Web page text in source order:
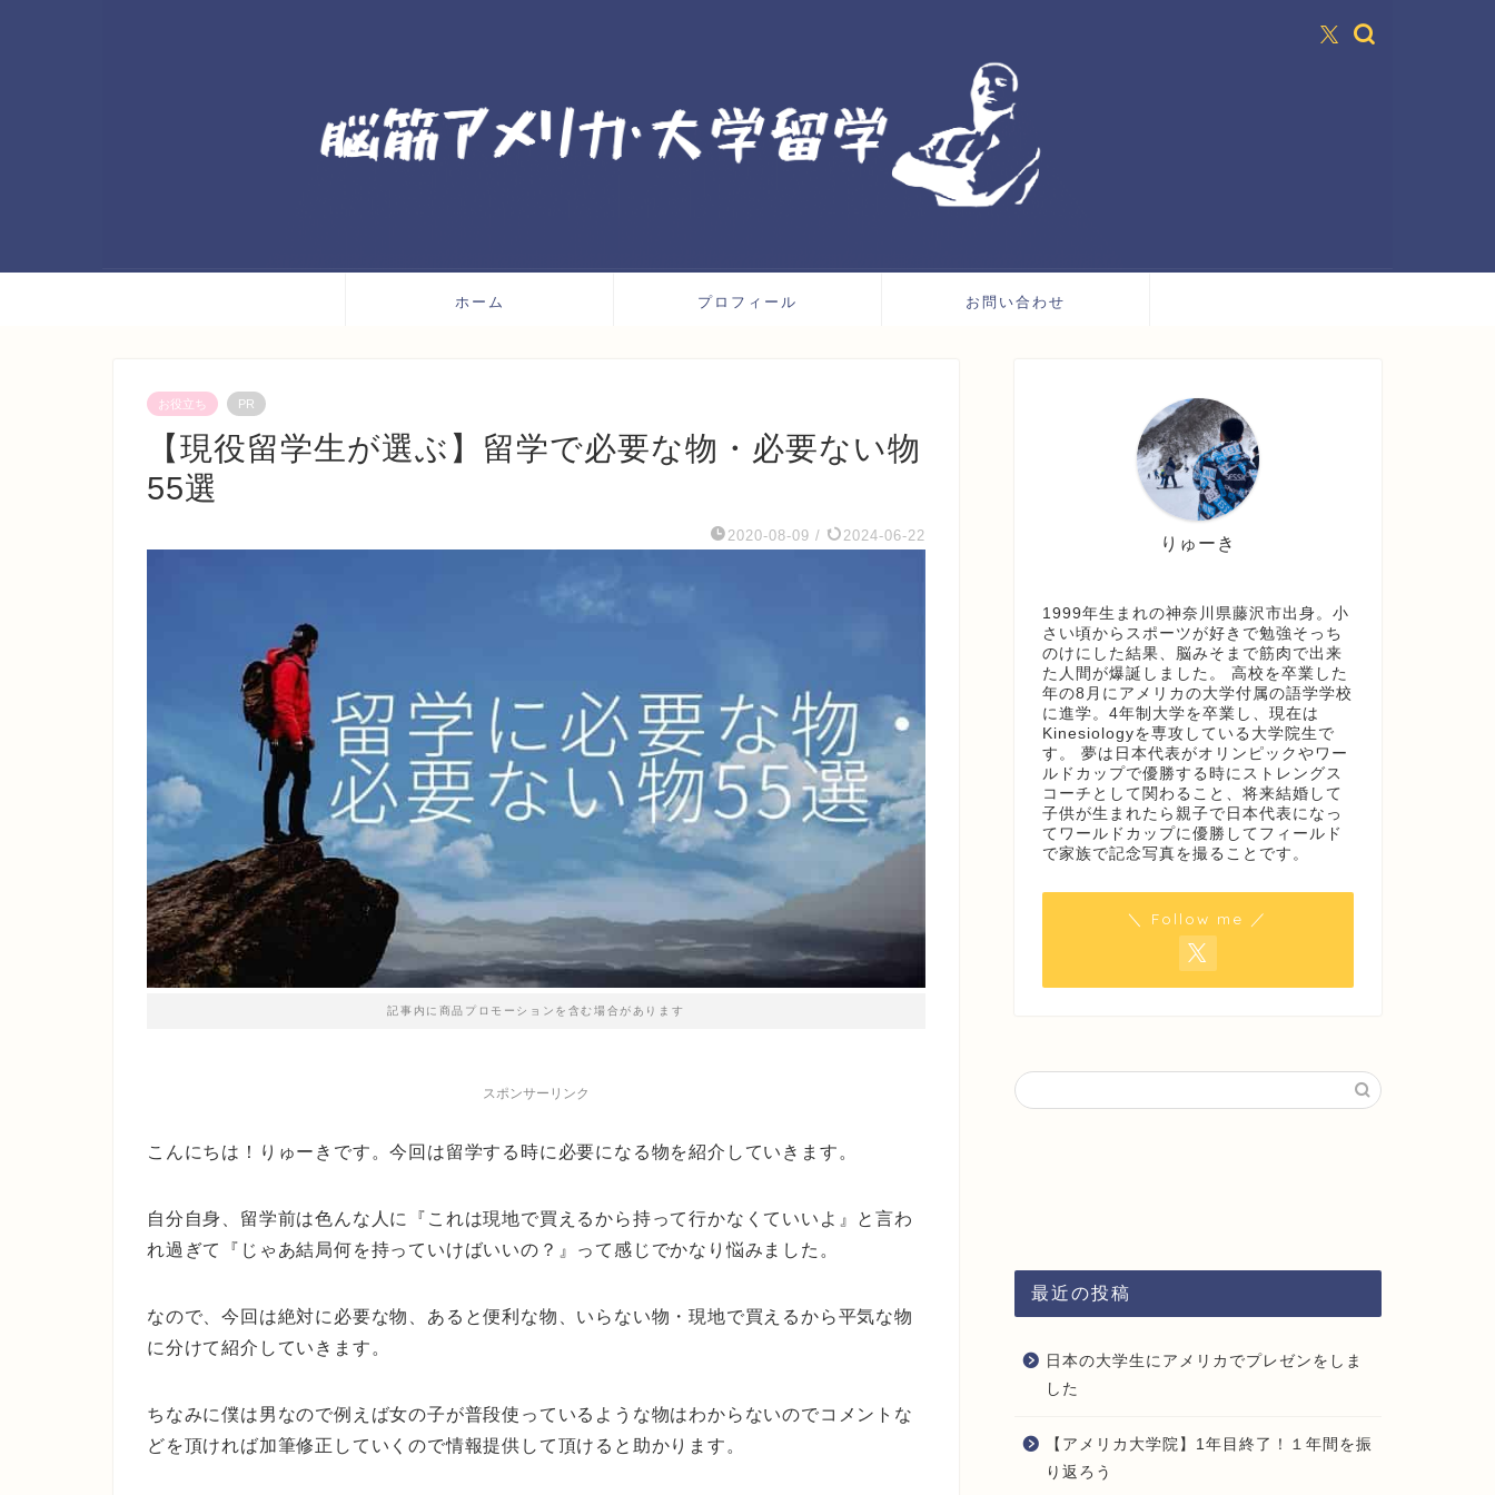
ホーム プロフィール お問い合わせ
お役立ち PR
【現役留学生が選ぶ】留学で必要な物・必要ない物
55選
2020-08-09 / 2024-06-22
記事内に商品プロモーションを含む場合があります
スポンサーリンク
こんにちは！りゅーきです。今回は留学する時に必要になる物を紹介していきます。
自分自身、留学前は色んな人に『これは現地で買えるから持って行かなくていいよ』と言わ
れ過ぎて『じゃあ結局何を持っていけばいいの？』って感じでかなり悩みました。
なので、今回は絶対に必要な物、あると便利な物、いらない物・現地で買えるから平気な物
に分けて紹介していきます。
ちなみに僕は男なので例えば女の子が普段使っているような物はわからないのでコメントな
どを頂ければ加筆修正していくので情報提供して頂けると助かります。
りゅーき
1999年生まれの神奈川県藤沢市出身。小
さい頃からスポーツが好きで勉強そっち
のけにした結果、脳みそまで筋肉で出来
た人間が爆誕しました。 高校を卒業した
年の8月にアメリカの大学付属の語学学校
に進学。4年制大学を卒業し、現在は
Kinesiologyを専攻している大学院生で
す。 夢は日本代表がオリンピックやワー
ルドカップで優勝する時にストレングス
コーチとして関わること、将来結婚して
子供が生まれたら親子で日本代表になっ
てワールドカップに優勝してフィールド
で家族で記念写真を撮ることです。
＼ Follow me ／
最近の投稿
日本の大学生にアメリカでプレゼンをしま
した
【アメリカ大学院】1年目終了！１年間を振
り返ろう